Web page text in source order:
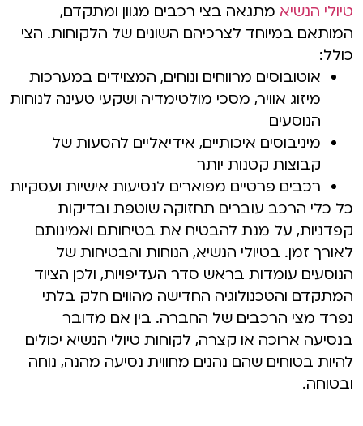
טיולי הנשיא מתגאה בצי רכבים מגוון ומתקדם,
המותאם במיוחד לצרכיהם השונים של הלקוחות. הצי
כולל:
אוטובוסים מרווחים ונוחים, המצוידים במערכות
מיזוג אוויר, מסכי מולטימדיה ושקעי טעינה לנוחות
הנוסעים
מיניבוסים איכותיים, אידיאליים להסעות של
קבוצות קטנות יותר
רכבים פרטיים מפוארים לנסיעות אישיות ועסקיות
כל כלי הרכב עוברים תחזוקה שוטפת ובדיקות
קפדניות, על מנת להבטיח את בטיחותם ואמינותם
לאורך זמן. בטיולי הנשיא, הנוחות והבטיחות של
הנוסעים עומדות בראש סדר העדיפויות, ולכן הציוד
המתקדם והטכנולוגיה החדישה מהווים חלק בלתי
נפרד מצי הרכבים של החברה. בין אם מדובר
בנסיעה ארוכה או קצרה, לקוחות טיולי הנשיא יכולים
להיות בטוחים שהם נהנים מחווית נסיעה מהנה, נוחה
ובטוחה.